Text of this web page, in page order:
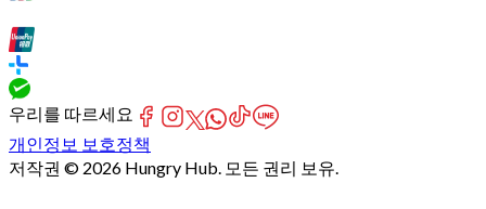
우리를 따르세요
개인정보 보호정책
저작권 © 2026 Hungry Hub. 모든 권리 보유.